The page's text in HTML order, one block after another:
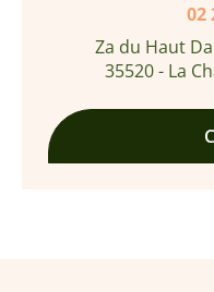
02
Za du Haut
35520 - La